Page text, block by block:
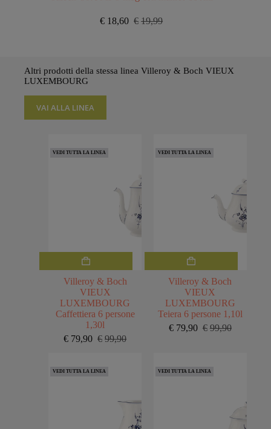
€ 19,99
Il
€19,99.
€ 18,60 Il
€18,60.
Altri prodotti della stessa linea Villeroy & Boch VIEUX
LUXEMBOURG
VAI ALLA LINEA
VEDI TUTTA LA LINEA
Villeroy & Boch
VIEUX
LUXEMBOURG
Caffettiera 6 persone
1,30l
€ 99,90
Il
era:
€ 79,90 Il
è:
VEDI TUTTA LA LINEA
Villeroy & Boch
VIEUX
LUXEMBOURG
Teiera 6 persone 1,10l
€ 99,90
Il
€99,90.
€ 79,90 Il
€79,90.
VEDI TUTTA LA LINEA VEDI TUTTA LA LINEA